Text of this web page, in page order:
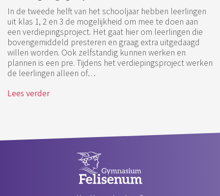
In de tweede helft van het schooljaar hebben leerlingen
uit klas 1, 2 en 3 de mogelijkheid om mee te doen aan
een verdiepingsproject. Het gaat hier om leerlingen die
bovengemiddeld presteren en graag extra uitgedaagd
willen worden. Ook zelfstandig kunnen werken en
plannen is een pre. Tijdens het verdiepingsproject werken
de leerlingen alleen of…
Lees verder